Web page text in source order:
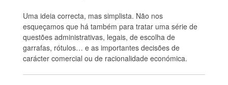
Uma ideia correcta, mas simplista. Não nos
esqueçamos que há também para tratar uma série de
questões administrativas, legais, de escolha de
garrafas, rótulos… e as importantes decisões de
carácter comercial ou de racionalidade económica.